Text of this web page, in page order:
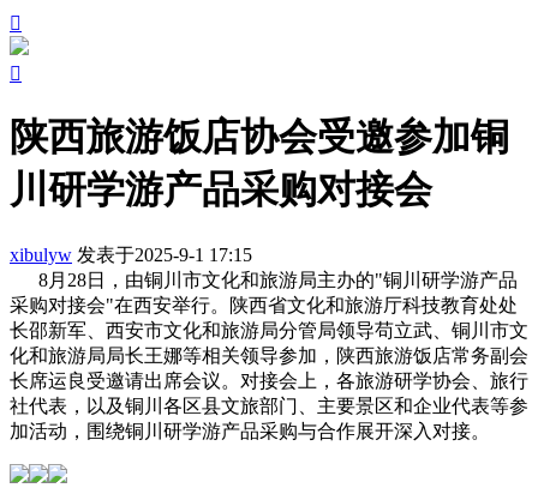


陕西旅游饭店协会受邀参加铜
川研学游产品采购对接会
xibulyw 发表于2025-9-1 17:15
8月28日，由铜川市文化和旅游局主办的"铜川研学游产品
采购对接会"在西安举行。陕西省文化和旅游厅科技教育处处
长邵新军、西安市文化和旅游局分管局领导苟立武、铜川市文
化和旅游局局长王娜等相关领导参加，陕西旅游饭店常务副会
长席运良受邀请出席会议。对接会上，各旅游研学协会、旅行
社代表，以及铜川各区县文旅部门、主要景区和企业代表等参
加活动，围绕铜川研学游产品采购与合作展开深入对接。